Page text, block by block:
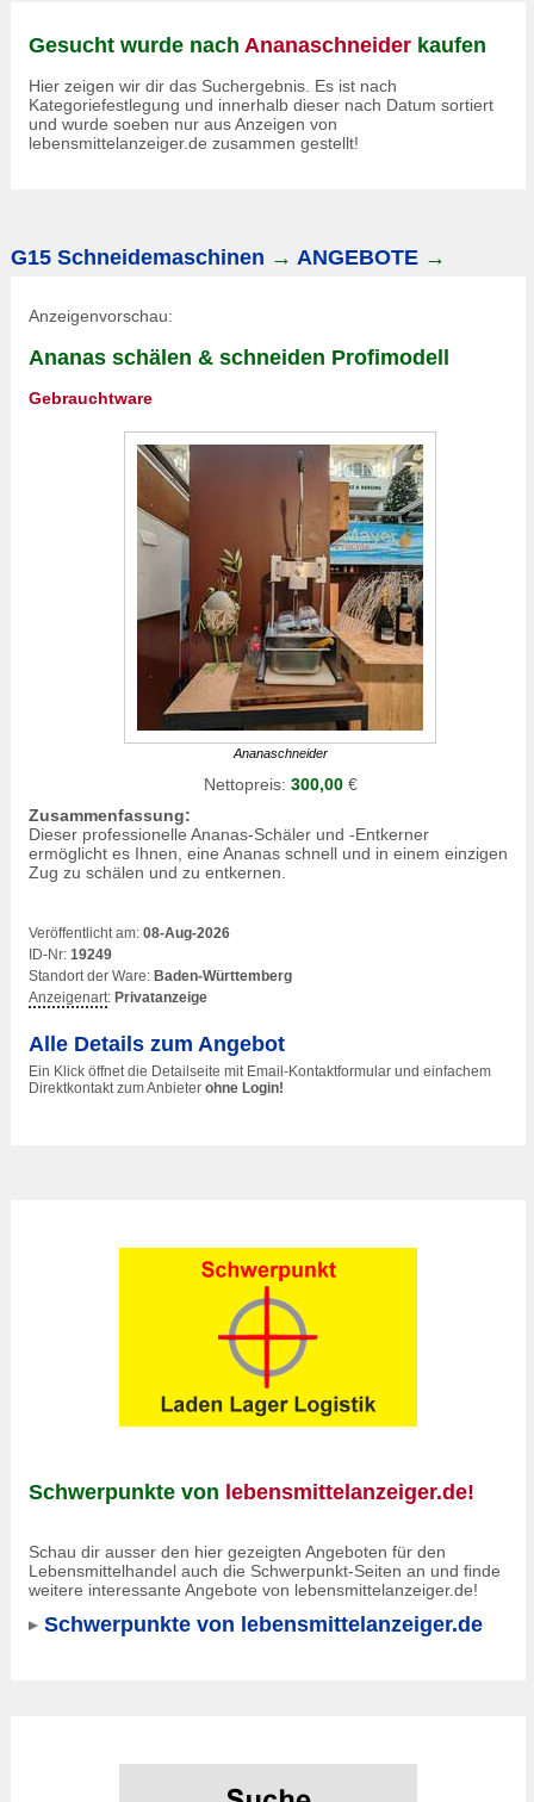
Gesucht wurde nach Ananaschneider kaufen
Hier zeigen wir dir das Suchergebnis. Es ist nach
Kategoriefestlegung und innerhalb dieser nach Datum sortiert
und wurde soeben nur aus Anzeigen von
lebensmittelanzeiger.de zusammen gestellt!
G15 Schneidemaschinen → ANGEBOTE →
Anzeigenvorschau:
Ananas schälen & schneiden Profimodell
Gebrauchtware
Ananaschneider
Nettopreis: 300,00€
Zusammenfassung:
Dieser professionelle Ananas-Schäler und -Entkerner
ermöglicht es Ihnen, eine Ananas schnell und in einem einzigen
Zug zu schälen und zu entkernen.
Veröffentlicht am: 08-Aug-2026
ID-Nr: 19249
Standort der Ware: Baden-Württemberg
Anzeigenart: Privatanzeige
Alle Details zum Angebot
Ein Klick öffnet die Detailseite mit Email-Kontaktformular und einfachem
Direktkontakt zum Anbieter ohne Login!
Schwerpunkte von lebensmittelanzeiger.de!
Schau dir ausser den hier gezeigten Angeboten für den
Lebensmittelhandel auch die Schwerpunkt-Seiten an und finde
weitere interessante Angebote von lebensmittelanzeiger.de!
Schwerpunkte von lebensmittelanzeiger.de